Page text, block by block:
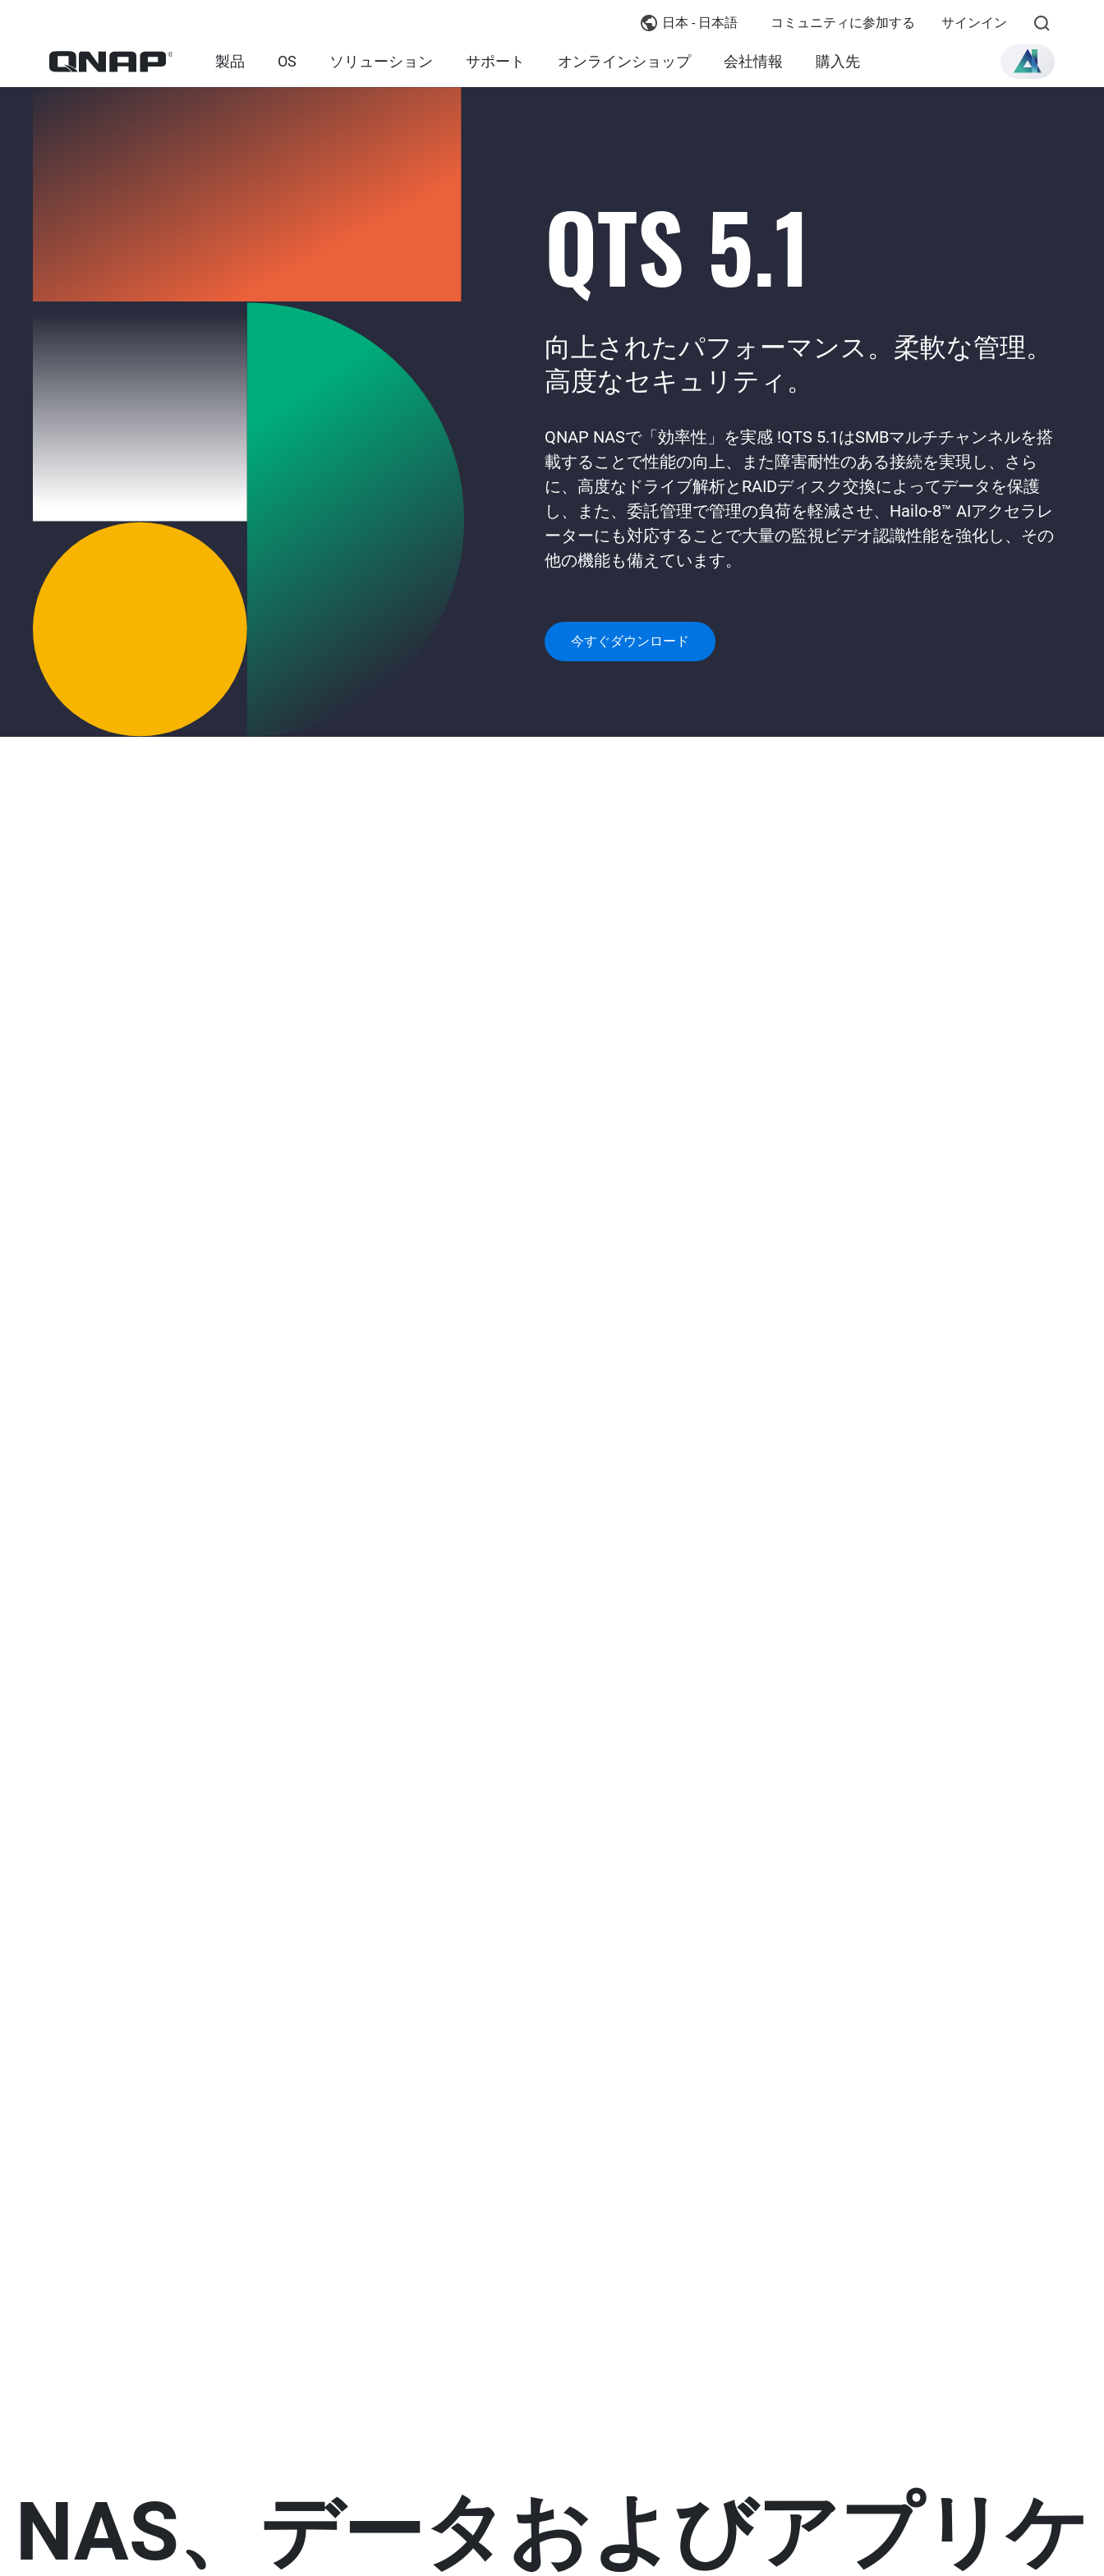
日本 - 日本語 コミュニティに参加する サインイン
製品 OS ソリューション サポート オンラインショップ 会社情報 購入先
QTS 5.1
向上されたパフォーマンス。柔軟な管理。
高度なセキュリティ。
QNAP NASで「効率性」を実感 !QTS 5.1はSMBマルチチャンネルを搭
載することで性能の向上、また障害耐性のある接続を実現し、さら
に、高度なドライブ解析とRAIDディスク交換によってデータを保護
し、また、委託管理で管理の負荷を軽減させ、Hailo-8™ AIアクセラレ
ーターにも対応することで大量の監視ビデオ認識性能を強化し、その
他の機能も備えています。
今すぐダウンロード
NAS、データおよびアプリケ
倍増した
ネットワーク性能
高速化された
SMB 署名
強化された
アカウントセキ
ュリティ
効率的な
委任管理